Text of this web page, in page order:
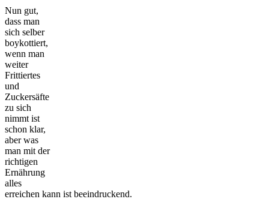
Nun gut,
dass man
sich selber
boykottiert,
wenn man
weiter
Frittiertes
und
Zuckersäfte
zu sich
nimmt ist
schon klar,
aber was
man mit der
richtigen
Ernährung
alles
erreichen kann ist beeindruckend.